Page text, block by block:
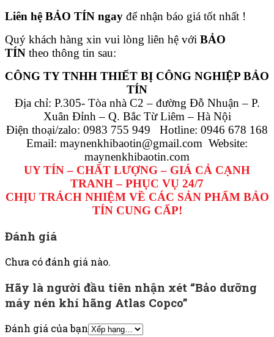
Liên hệ BẢO TÍN ngay để nhận báo giá tốt nhất !
Quý khách hàng xin vui lòng liên hệ với BẢO
TÍN theo thông tin sau:
CÔNG TY TNHH THIẾT BỊ CÔNG NGHIỆP BẢO
TÍN
Địa chỉ: P.305- Tòa nhà C2 – đường Đỗ Nhuận – P.
Xuân Đỉnh – Q. Bắc Từ Liêm – Hà Nội
Điện thoại/zalo: 0983 755 949 Hotline: 0946 678 168
Email: maynenkhibaotin@gmail.com Website:
maynenkhibaotin.com
UY TÍN – CHẤT LƯỢNG – GIÁ CẢ CẠNH
TRANH – PHỤC VỤ 24/7
CHỊU TRÁCH NHIỆM VỀ CÁC SẢN PHẨM BẢO
TÍN CUNG CẤP!
Đánh giá
Chưa có đánh giá nào.
Hãy là người đầu tiên nhận xét “Bảo dưỡng
máy nén khí hãng Atlas Copco”
Đánh giá của bạn